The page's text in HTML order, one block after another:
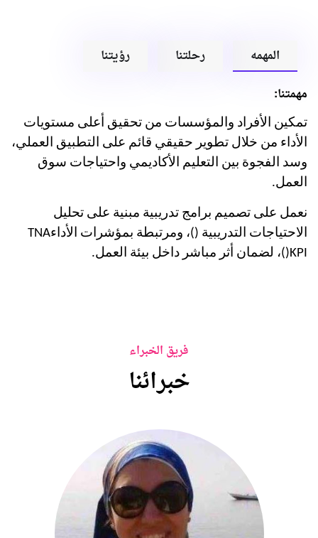
المهمه رحلتنا
رؤيتنا
مهمتنا:
تمكين الأفراد والمؤسسات من تحقيق أعلى مستويات
الأداء من خلال تطوير حقيقي قائم على التطبيق العملي،
وسد الفجوة بين التعليم الأكاديمي واحتياجات سوق
العمل.
نعمل على تصميم برامج تدريبية مبنية على تحليل
الاحتياجات التدريبية (
TNA)، ومرتبطة بمؤشرات الأداء
(KPI )، لضمان أثر مباشر داخل بيئة العمل.
فريق الخبراء
خبرائنا